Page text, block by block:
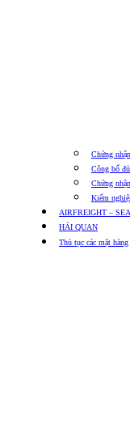
Chứng
Công bố
Chứng
Kiểm
AIRFREIGHT –
HẢI QUAN
Thủ tục các mặt hàng